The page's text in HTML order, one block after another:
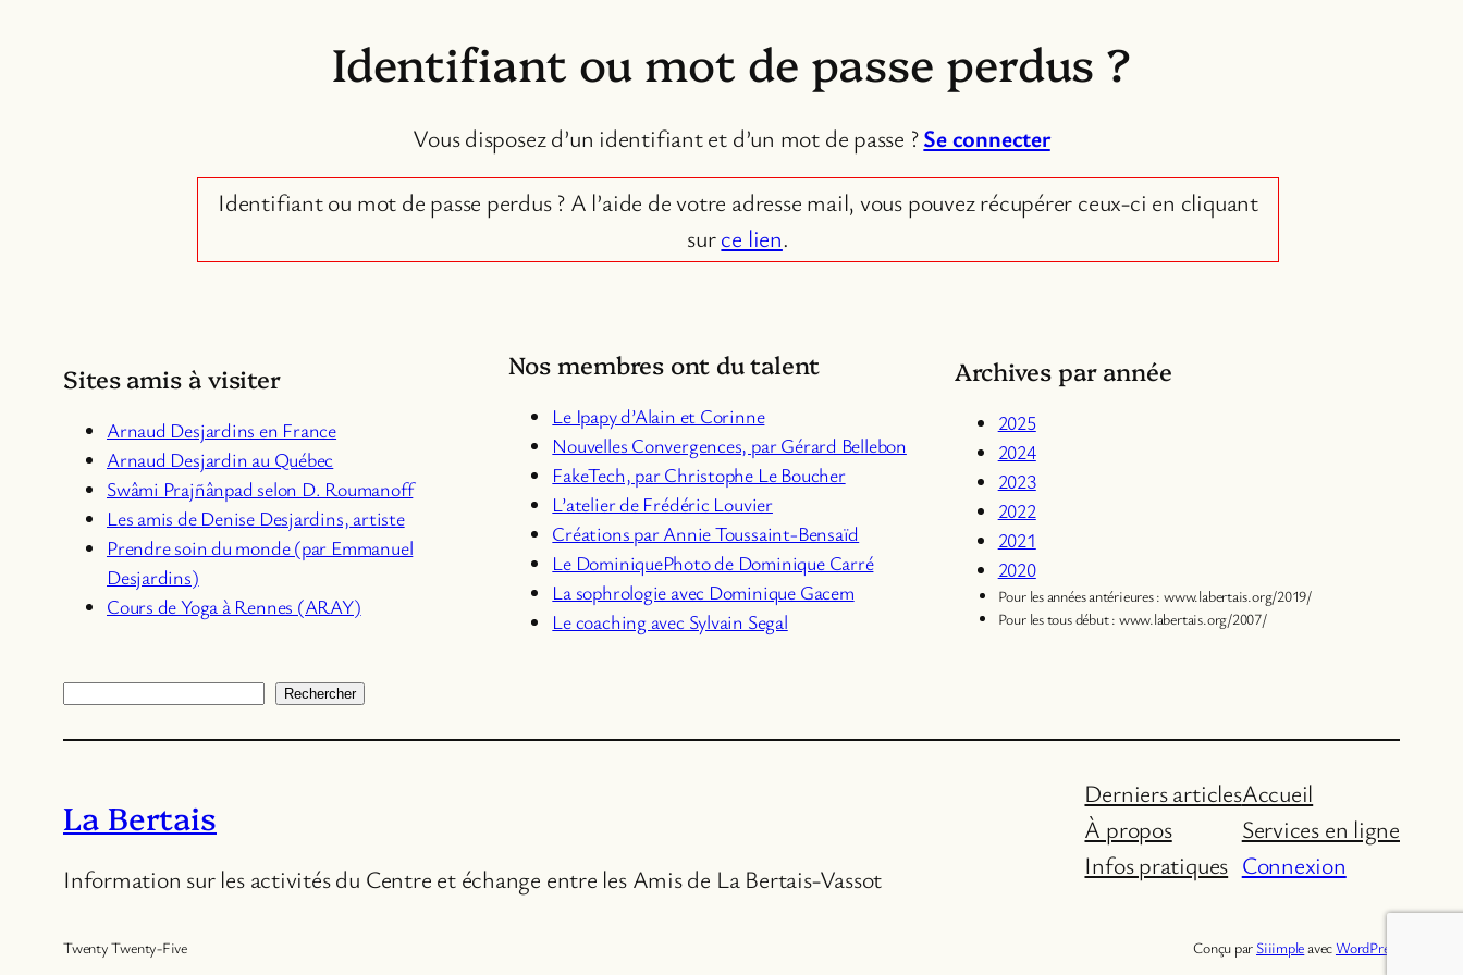
Identifiant ou mot de passe perdus ?
Vous disposez d’un identifiant et d’un mot de passe ?Se connecter
Identifiant ou mot de passe perdus ? A l’aide de votre adresse mail, vous pouvez récupérer ceux-ci en cliquant
surce lien.
Sites amis à visiter
Arnaud Desjardins en France
Arnaud Desjardin au Québec
Swâmi Prajñânpad selon D. Roumanoff
Les amis de Denise Desjardins, artiste
Prendre soin du monde (par Emmanuel
Desjardins)
Cours de Yoga à Rennes (ARAY)
Nos membres ont du talent
Le Ipapy d’Alain et Corinne
Nouvelles Convergences, par Gérard Bellebon
FakeTech, par Christophe Le Boucher
L’atelier de Frédéric Louvier
Créations par Annie Toussaint-Bensaïd
Le DominiquePhoto de Dominique Carré
La sophrologie avec Dominique Gacem
Le coaching avec Sylvain Segal
Archives par année
2025
2024
2023
2022
2021
2020
Pour les années antérieures : www.labertais.org/2019/
Pour les tous début : www.labertais.org/2007/
Rechercher Rechercher
La Bertais
Information sur les activités du Centre et échange entre les Amis de La Bertais-Vassot
Derniers articles
À propos
Infos pratiques
Accueil
Services en ligne
Connexion
Twenty Twenty-Five Conçu par SiiimpleavecWordPress